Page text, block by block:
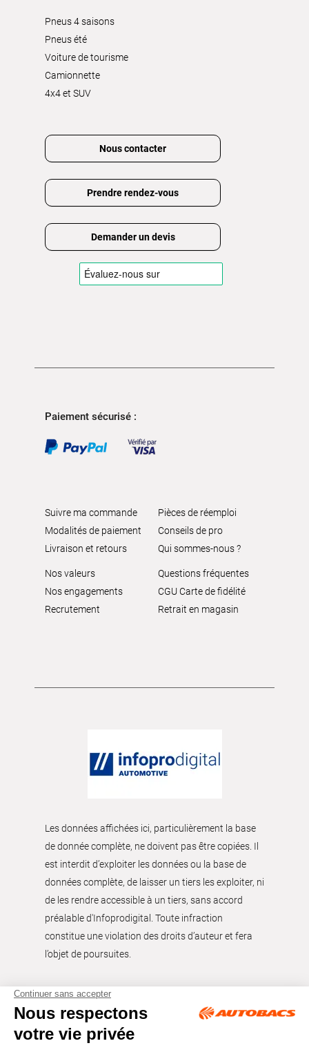
Pneus 4 saisons
Pneus été
Voiture de tourisme
Camionnette
4x4 et SUV
Nous contacter
Prendre rendez-vous
Demander un devis
Paiement sécurisé :
Suivre ma commande
Modalités de paiement
Livraison et retours
Pièces de réemploi
Conseils de pro
Qui sommes-nous ?
Nos valeurs
Nos engagements
Recrutement
Questions fréquentes
CGU Carte de fidélité
Retrait en magasin
Les données affichées ici, particulièrement la base
de donnée complète, ne doivent pas être copiées. Il
est interdit d’exploiter les données ou la base de
données complète, de laisser un tiers les exploiter, ni
de les rendre accessible à un tiers, sans accord
préalable d'Infoprodigital. Toute infraction
constitue une violation des droits d’auteur et fera
l’objet de poursuites.